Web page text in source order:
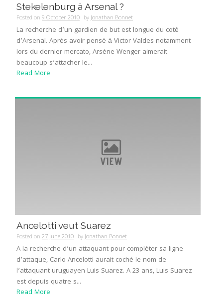
Stekelenburg à Arsenal ?
Posted on 9 October 2010 byJonathan Bonnet
La recherche d’un gardien de but est longue du coté
d’Arsenal. Après avoir pensé à Victor Valdes notamment
lors du dernier mercato, Arsène Wenger aimerait
beaucoup s’attacher le...
Read More
Ancelotti veut Suarez
Posted on 27 June 2010 byJonathan Bonnet
A la recherche d’un attaquant pour compléter sa ligne
d’attaque, Carlo Ancelotti aurait coché le nom de
l’attaquant uruguayen Luis Suarez. A 23 ans, Luis Suarez
est depuis quatre s...
Read More